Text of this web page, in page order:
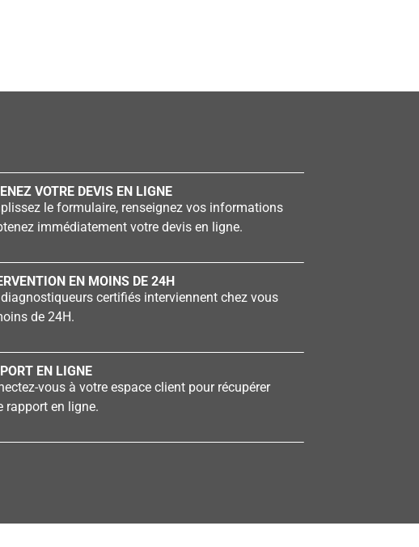
VOTRE DEVIS EN LIGNE
le formulaire, renseignez vos informations
immédiatement votre devis en ligne.
EN MOINS DE 24H
certifiés interviennent chez vous
de 24H.
EN LIGNE
vous à votre espace client pour récupérer
rapport en ligne.